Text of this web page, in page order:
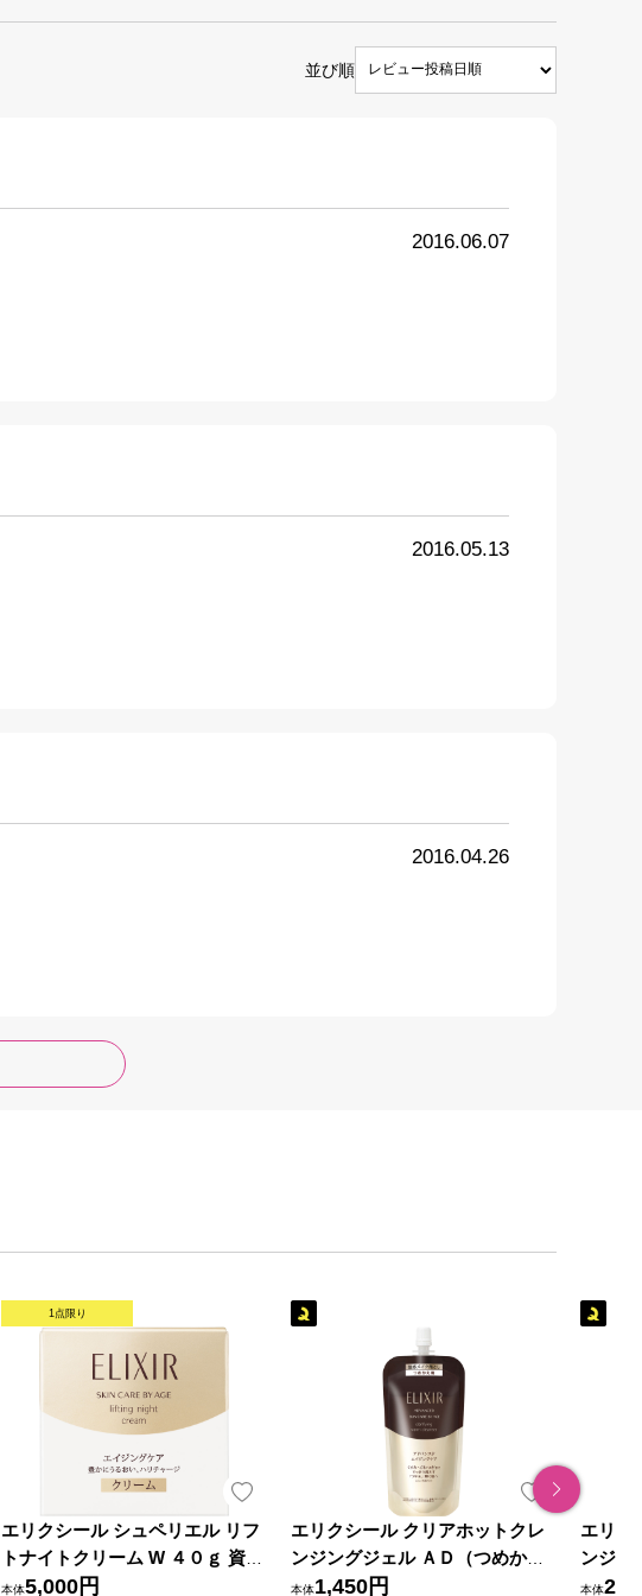
並び順
2016.06.07
2016.05.13
2016.04.26
1点限り
エリクシール シュペリエル リフ
トナイトクリーム W ４０ｇ 資生
堂
本体5,000円
エリクシール クリアホットクレ
ンジングジェル ＡＤ（つめかえ
用） １６０ｍｌ 資生堂
本体1,450円
エリク
ンジン
資生堂
本体